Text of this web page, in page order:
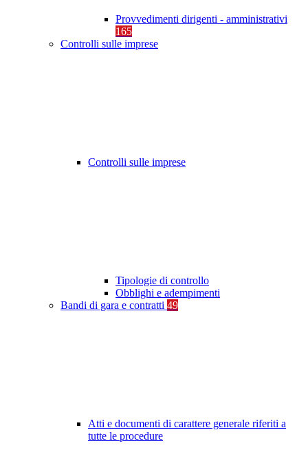
Provvedimenti dirigenti - amministrativi
165
Controlli sulle imprese
Controlli sulle imprese
Tipologie di controllo
Obblighi e adempimenti
Bandi di gara e contratti 49
Atti e documenti di carattere generale riferiti a
tutte le procedure